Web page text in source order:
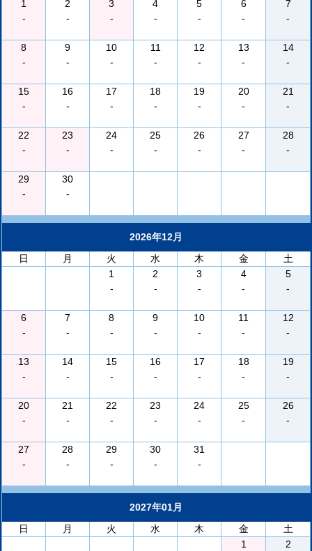
1
-
2
-
3
-
4
-
5
-
6
-
7
-
8
-
9
-
10
-
11
-
12
-
13
-
14
-
15
-
16
-
17
-
18
-
19
-
20
-
21
-
22
-
23
-
24
-
25
-
26
-
27
-
28
-
29
-
30
-
2026年12月
日
月 火 水 木 金
土
1
-
2
-
3
-
4
-
5
-
6
-
7
-
8
-
9
-
10
-
11
-
12
-
13
-
14
-
15
-
16
-
17
-
18
-
19
-
20
-
21
-
22
-
23
-
24
-
25
-
26
-
27
-
28
-
29
-
30
-
31
-
2027年01月
日
月 火 水 木 金
土
1
2